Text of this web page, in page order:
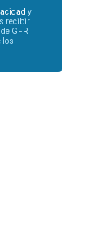
y
recibir
GFR
los